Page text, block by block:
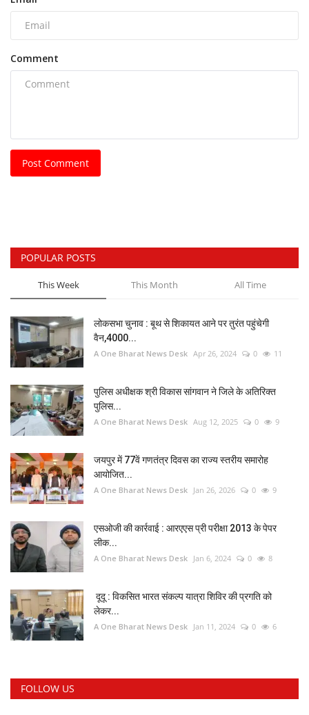
Comment
Post Comment
POPULAR POSTS
This Week This Month All Time
लोकसभा चुनाव : बूथ से शिकायत आने पर तुरंत पहुंचेगी
वैन,4000...
A One Bharat News Desk Apr 26, 2024 0 11
पुलिस अधीक्षक श्री विकास सांगवान ने जिले के अतिरिक्त
पुलिस...
A One Bharat News Desk Aug 12, 2025 0 9
जयपुर में 77वें गणतंत्र दिवस का राज्य स्तरीय समारोह
आयोजित...
A One Bharat News Desk Jan 26, 2026 0 9
एसओजी की कार्रवाई : आरएएस प्री परीक्षा 2013 के पेपर
लीक...
A One Bharat News Desk Jan 6, 2024 0 8
दूदू : विकसित भारत संकल्प यात्रा शिविर की प्रगति को
लेकर...
A One Bharat News Desk Jan 11, 2024 0 6
FOLLOW US